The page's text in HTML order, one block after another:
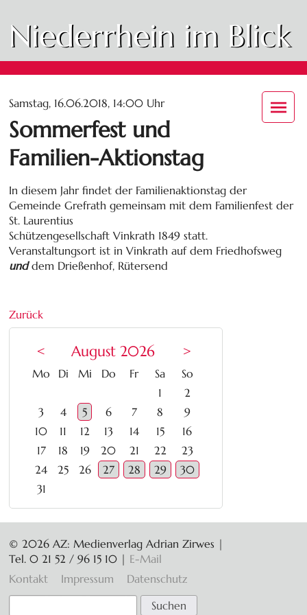
Niederrhein im Blick
Samstag, 16.06.2018, 14:00 Uhr
Sommerfest und
Familien-Aktionstag
In diesem Jahr findet der Familienaktionstag der
Gemeinde Grefrath gemeinsam mit dem Familienfest der
St. Laurentius
Schützengesellschaft Vinkrath 1849 statt.
Veranstaltungsort ist in Vinkrath auf dem Friedhofsweg
unddem Drießenhof, Rütersend
Zurück
< August 2026 >
Mo ntag
Dienstag
Mittwoch
Donnerstag
Freitag
Samstag
Sonntag
1
2
3
4 5 6 7 8
9
10
11 12 13 14 15
16
17
18 19 20 21 22
23
24
25 26 27 28 29
30
31
© 2026 AZ: Medienverlag Adrian Zirwes |
Tel. 0 21 52 / 96 15 10 | E-Mail
Navigation
überspringen
Kontakt Impressum Datenschutz